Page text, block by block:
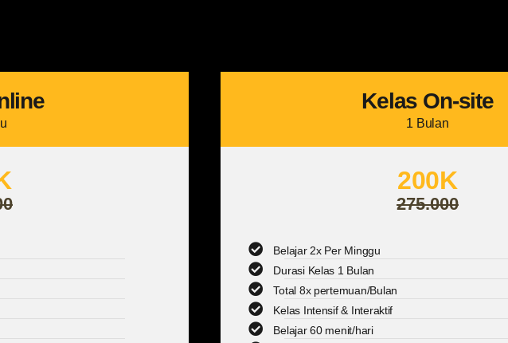
Kelas On-site
1 Bulan
200K
275.000
Belajar 2x Per Minggu
Durasi Kelas 1 Bulan
Total 8x pertemuan/Bulan
Kelas Intensif & Interaktif
Belajar 60 menit/hari